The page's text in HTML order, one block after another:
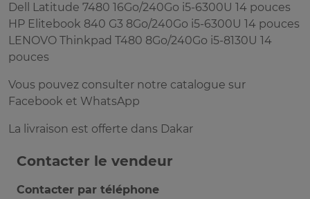
Dell Latitude 7480 16Go/240Go i5-6300U 14 pouces
HP Elitebook 840 G3 8Go/240Go i5-6300U 14 pouces
LENOVO Thinkpad T480 8Go/240Go i5-8130U 14
pouces
Vous pouvez consulter notre catalogue sur
Facebook et WhatsApp
La livraison est offerte dans Dakar
Contacter le vendeur
Contacter par téléphone